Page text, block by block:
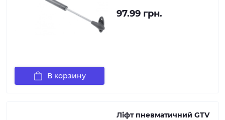
97.99 грн.
В корзину
Ліфт пневматичний GTV